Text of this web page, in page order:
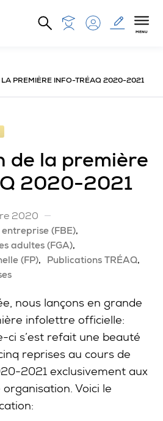
MENU
LA PREMIÈRE INFO-TRÉAQ 2020-2021
de la première
2020-2021
2020
(FBE)
adultes (FGA)
(FP)
Publications TRÉAQ
nous lançons en grande
infolettre officielle:
ci s’est refait une beauté
reprises au cours de
2021 exclusivement aux
Voici le